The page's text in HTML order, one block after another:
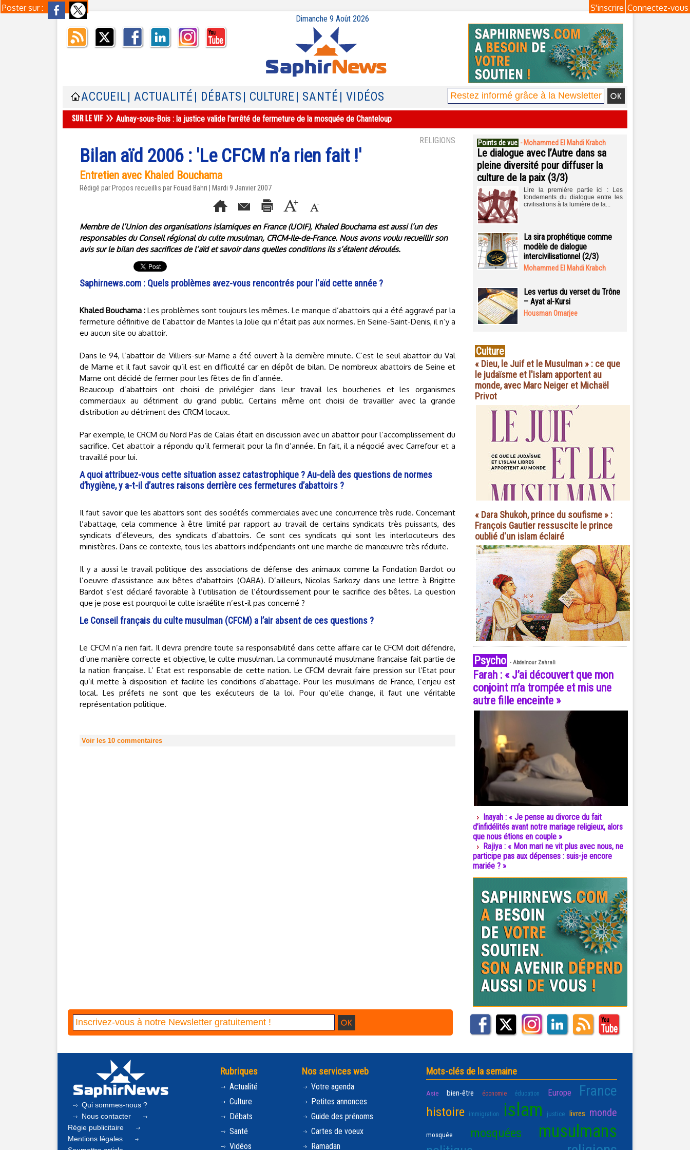
Poster sur : Connectez-vous
S'inscrire
Dimanche 9 Août 2026
ACCUEIL | ACTUALITÉ | DÉBATS | CULTURE | SANTÉ | VIDÉOS
Aulnay-sous-Bois : la justice valide l'arrêté de fermeture de la mosquée de Chanteloup
RELIGIONS
Bilan aïd 2006 : 'Le CFCM n’a rien fait !'
Entretien avec Khaled Bouchama
Rédigé par Propos recueillis par Fouad Bahri | Mardi 9 Janvier 2007
Membre de l’Union des organisations islamiques en France (UOIF), Khaled Bouchama est aussi l’un des
responsables du Conseil régional du culte musulman, CRCM-Ile-de-France. Nous avons voulu recueillir son
avis sur le bilan des sacrifices de l’aïd et savoir dans quelles conditions ils s’étaient déroulés.
Saphirnews.com : Quels problèmes avez-vous rencontrés pour l'aïd cette année ?
Khaled Bouchama : Les problèmes sont toujours les mêmes. Le manque d’abattoirs qui a été aggravé par la
fermeture définitive de l’abattoir de Mantes la Jolie qui n’était pas aux normes. En Seine-Saint-Denis, il n’y a
eu aucun site ou abattoir.
Dans le 94, l’abattoir de Villiers-sur-Marne a été ouvert à la dernière minute. C’est le seul abattoir du Val
de Marne et il faut savoir qu’il est en difficulté car en dépôt de bilan. De nombreux abattoirs de Seine et
Marne ont décidé de fermer pour les fêtes de fin d’année.
Beaucoup d’abattoirs ont choisi de privilégier dans leur travail les boucheries et les organismes
commerciaux au détriment du grand public. Certains même ont choisi de travailler avec la grande
distribution au détriment des CRCM locaux.
Par exemple, le CRCM du Nord Pas de Calais était en discussion avec un abattoir pour l’accomplissement du
sacrifice. Cet abattoir a répondu qu’il fermerait pour la fin d’année. En fait, il a négocié avec Carrefour et a
travaillé pour lui.
A quoi attribuez-vous cette situation assez catastrophique ? Au-delà des questions de normes
d’hygiène, y a-t-il d’autres raisons derrière ces fermetures d’abattoirs ?
Il faut savoir que les abattoirs sont des sociétés commerciales avec une concurrence très rude. Concernant
l’abattage, cela commence à être limité par rapport au travail de certains syndicats très puissants, des
syndicats d’éleveurs, des syndicats d’abattoirs. Ce sont ces syndicats qui sont les interlocuteurs des
ministères. Dans ce contexte, tous les abattoirs indépendants ont une marche de manœuvre très réduite.
Il y a aussi le travail politique des associations de défense des animaux comme la Fondation Bardot ou
l’oeuvre d'assistance aux bêtes d'abattoirs (OABA). D’ailleurs, Nicolas Sarkozy dans une lettre à Brigitte
Bardot s’est déclaré favorable à l’utilisation de l’étourdissement pour le sacrifice des bêtes. La question
que je pose est pourquoi le culte israélite n’est-il pas concerné ?
Le Conseil français du culte musulman (CFCM) a l’air absent de ces questions ?
Le CFCM n’a rien fait. Il devra prendre toute sa responsabilité dans cette affaire car le CFCM doit défendre,
d’une manière correcte et objective, le culte musulman. La communauté musulmane française fait partie de
la nation française. L’ Etat est responsable de cette nation. Le CFCM devrait faire pression sur l’Etat pour
qu’il mette à disposition et facilite les conditions d’abattage. Pour les musulmans de France, l’enjeu est
local. Les préfets ne sont que les exécuteurs de la loi. Pour qu’elle change, il faut une véritable
représentation politique.
Voir les 10 commentaires
Points de vue - Mohammed El Mahdi Krabch
Le dialogue avec l’Autre dans sa
pleine diversité pour diffuser la
culture de la paix (3/3)
Lire la première partie ici : Les
fondements du dialogue entre les
civilisations à la lumière de la...
La sira prophétique comme
modèle de dialogue
intercivilisationnel (2/3)
Mohammed El Mahdi Krabch
Les vertus du verset du Trône
– Ayat al-Kursi
Housman Omarjee
Culture
« Dieu, le Juif et le Musulman » : ce que
le judaïsme et l'islam apportent au
monde, avec Marc Neiger et Michaël
Privot
« Dara Shukoh, prince du soufisme » :
François Gautier ressuscite le prince
oublié d'un islam éclairé
Psycho - Abdelnour Zahrali
Farah : « J’ai découvert que mon
conjoint m’a trompée et mis une
autre fille enceinte »
Inayah : « Je pense au divorce du fait
d’infidélités avant notre mariage religieux, alors
que nous étions en couple »
Rajiya : « Mon mari ne vit plus avec nous, ne
participe pas aux dépenses : suis-je encore
mariée ? »
Qui sommes-nous ?
Nous contacter
Régie publicitaire
Mentions légales
Rubriques
Actualité
Culture
Débats
Santé
Vidéos
Nos services web
Votre agenda
Petites annonces
Guide des prénoms
Cartes de voeux
Ramadan
Mots-clés de la semaine
Asie bien-être économie éducation Europe France
histoire immigration islam justice livres monde
mosquée mosquées musulmans